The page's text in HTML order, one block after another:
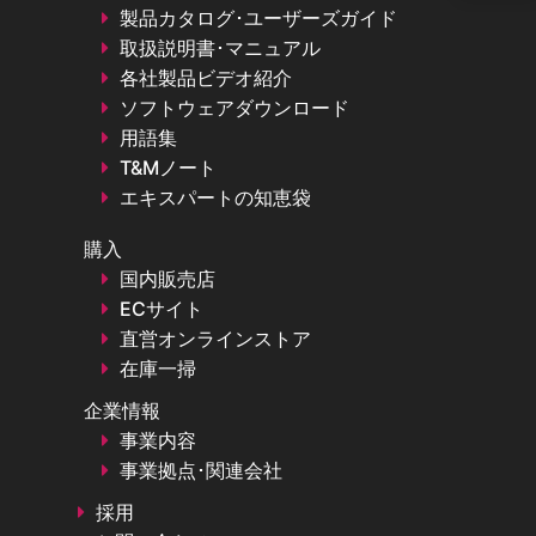
製品カタログ･ユーザーズガイド
取扱説明書･マニュアル
各社製品ビデオ紹介
ソフトウェアダウンロード
用語集
T&Mノート
エキスパートの知恵袋
購入
国内販売店
ECサイト
直営オンラインストア
在庫一掃
企業情報
事業内容
事業拠点･関連会社
採用